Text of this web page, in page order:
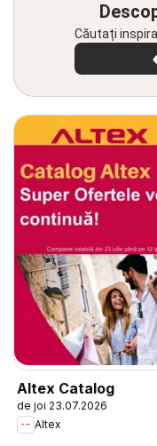
Căutați
Altex Catalog
de joi 23.07.2026
Altex